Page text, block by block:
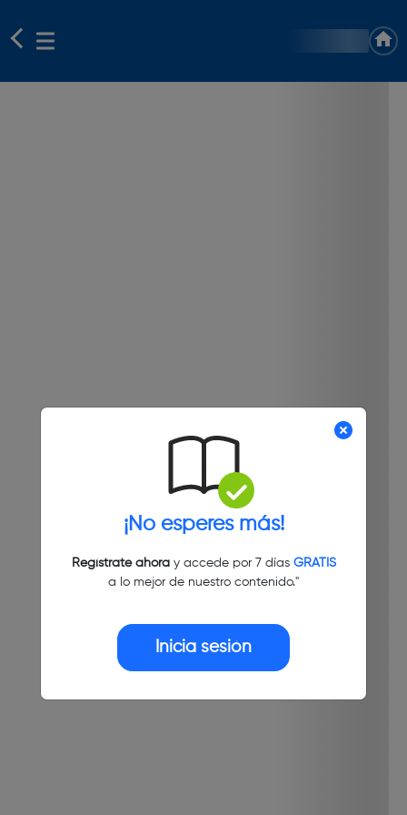
¡No esperes más!
Regístrate ahoray accede por 7 días GRATIS
a lo mejor de nuestro contenido."
Inicia sesión